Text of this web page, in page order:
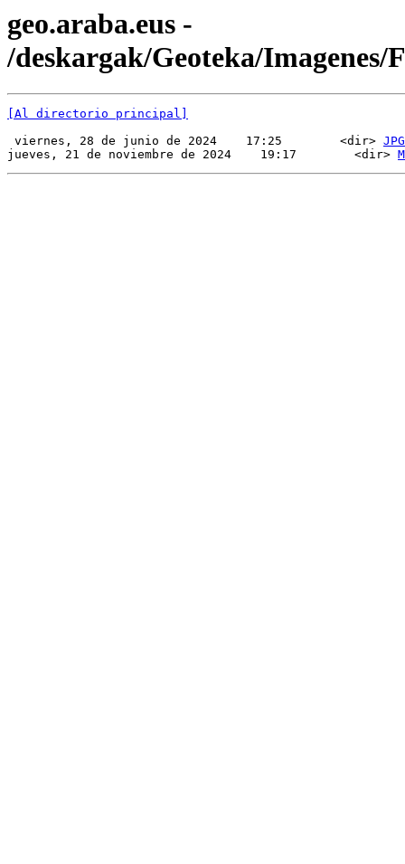
geo.araba.eus -
/deskargak/Geoteka/Imagenes/
[Al directorio principal]
viernes, 28 de junio de 2024    17:25        <dir> JPG
jueves, 21 de noviembre de 2024    19:17        <dir>